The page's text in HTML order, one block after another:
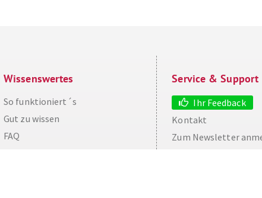
Wissenswertes
So funktioniert´s
Gut zu wissen
FAQ
Service & Support
Ihr Feedback
Kontakt
Zum Newsletter